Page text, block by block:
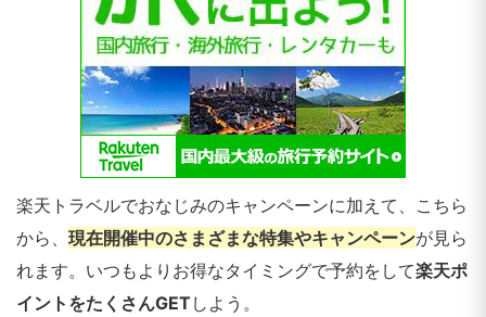
楽天トラベルでおなじみのキャンペーンに加えて、こちら
から、 現在開催中のさまざまな特集やキャンペーンが見ら
れます。いつもよりお得なタイミングで予約をして楽天ポ
イントをたくさんGET しよう。